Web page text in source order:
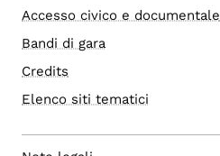
Accesso civico e documentale
Bandi di gara
Credits
Elenco siti tematici